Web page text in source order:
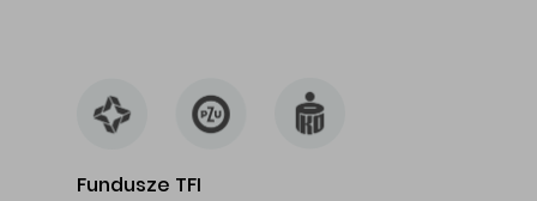
Fundusze TFI